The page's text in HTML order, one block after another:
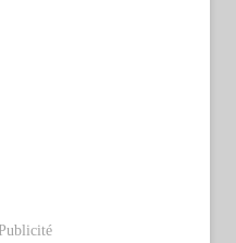
Publicité